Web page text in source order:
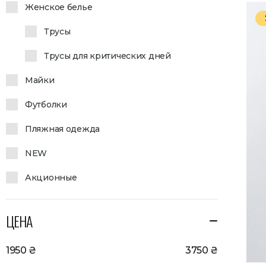
Женское белье
Трусы
Трусы для критических дней
Майки
Футболки
Пляжная одежда
NEW
Акционные
ЦЕНА
1950 ₴ 3750 ₴